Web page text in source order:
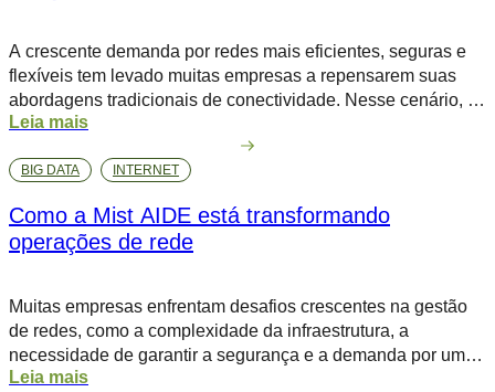
A crescente demanda por redes mais eficientes, seguras e
flexíveis tem levado muitas empresas a repensarem suas
abordagens tradicionais de conectividade. Nesse cenário, a
SD-WAN (Software-Defined Wide Area Network) surge como
uma solução inovadora e estratégica. Diferente das redes
tradicionais, que dependem de hardware específico e
flexibilidade, […]
Leia mais
BIG DATA INTERNET
Como a Mist AIDE está transformando
operações de rede
Muitas empresas enfrentam desafios crescentes na gestão
de redes, como a complexidade da infraestrutura, a
necessidade de garantir a segurança e a demanda por uma
experiência do usuário superior. Problemas como downtime
Leia mais